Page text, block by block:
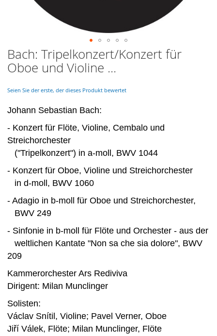
Skip
to
the
of
images
Bach: Tripelkonzert/Konzert für
Oboe und Violine ...
Seien Sie der erste, der dieses Produkt bewertet
Johann Sebastian Bach:
- Konzert für Flöte, Violine, Cembalo und
Streichorchester
("Tripelkonzert") in a-moll, BWV 1044
- Konzert für Oboe, Violine und Streichorchester
in d-moll, BWV 1060
- Adagio in b-moll für Oboe und Streichorchester,
BWV 249
- Sinfonie in b-moll für Flöte und Orchester - aus der
weltlichen Kantate "Non sa che sia dolore", BWV
209
Kammerorchester Ars Rediviva
Dirigent: Milan Munclinger
Solisten:
Václav Snítil, Violine; Pavel Verner, Oboe
Jiří Válek, Flöte; Milan Munclinger, Flöte